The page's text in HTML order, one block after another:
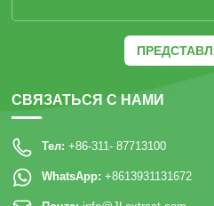
СВЯЗАТЬСЯ С НАМИ
Тел: +86-311- 87713100
WhatsApp: +8613931131672